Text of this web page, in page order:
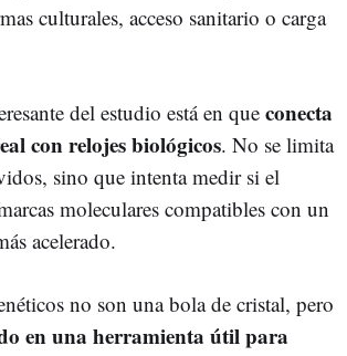
culturales, acceso sanitario o carga
del estudio está en que conecta
con relojes biológicos. No se limita
sino que intenta medir si el
moleculares compatibles con un
acelerado.
no son una bola de cristal, pero
en una herramienta útil para